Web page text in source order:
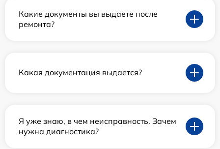
Какие документы вы выдаете после
ремонта?
Какая документация выдается?
Я уже знаю, в чем неисправность. Зачем
нужна диагностика?